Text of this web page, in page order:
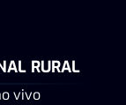
RURAL
vivo